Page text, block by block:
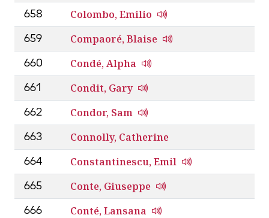
658 Colombo, Emilio
659 Compaoré, Blaise
660 Condé, Alpha
661 Condit, Gary
662 Condor, Sam
663 Connolly, Catherine
664 Constantinescu, Emil
665 Conte, Giuseppe
666 Conté, Lansana